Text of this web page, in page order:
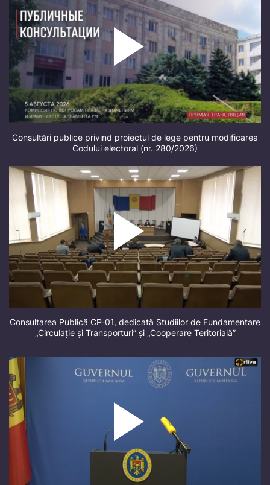
Consultări publice privind proiectul de lege pentru modificarea
Codului electoral (nr. 280/2026)
Consultarea Publică CP-01, dedicată Studiilor de Fundamentare
„Circulație și Transporturi” și „Cooperare Teritorială”